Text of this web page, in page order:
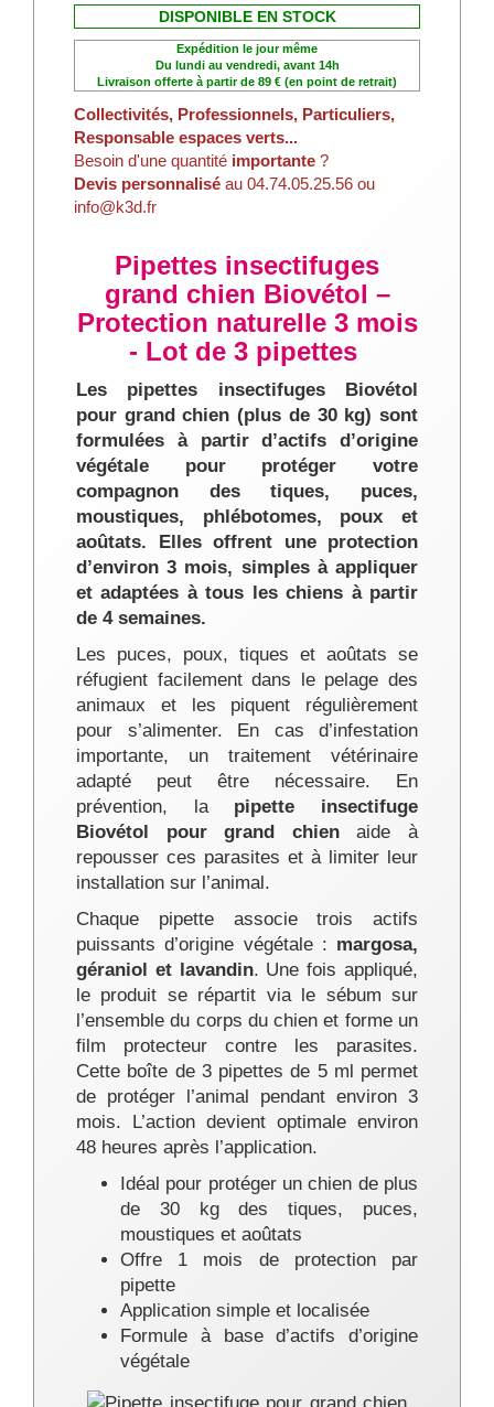
DISPONIBLE EN STOCK
Expédition le jour même
Du lundi au vendredi, avant 14h
Livraison offerte à partir de 89 € (en point de retrait)
Collectivités, Professionnels, Particuliers,
Responsable espaces verts...
Besoin d'une quantité importante ?
Devis personnalisé au 04.74.05.25.56 ou
info@k3d.fr
Pipettes insectifuges
grand chien Biovétol –
Protection naturelle 3 mois
- Lot de 3 pipettes
Les pipettes insectifuges Biovétol
pour grand chien (plus de 30 kg) sont
formulées à partir d’actifs d’origine
végétale pour protéger votre
compagnon des tiques, puces,
moustiques, phlébotomes, poux et
aoûtats. Elles offrent une protection
d’environ 3 mois, simples à appliquer
et adaptées à tous les chiens à partir
de 4 semaines.
Les puces, poux, tiques et aoûtats se
réfugient facilement dans le pelage des
animaux et les piquent régulièrement
pour s’alimenter. En cas d’infestation
importante, un traitement vétérinaire
adapté peut être nécessaire. En
prévention, la pipette insectifuge
Biovétol pour grand chienaide à
repousser ces parasites et à limiter leur
installation sur l’animal.
Chaque pipette associe trois actifs
puissants d’origine végétale : margosa,
géraniol et lavandin. Une fois appliqué,
le produit se répartit via le sébum sur
l’ensemble du corps du chien et forme un
film protecteur contre les parasites.
Cette boîte de 3 pipettes de 5 ml permet
de protéger l’animal pendant environ 3
mois. L’action devient optimale environ
48 heures après l’application.
Idéal pour protéger un chien de plus
de 30 kg des tiques, puces,
moustiques et aoûtats
Offre 1 mois de protection par
pipette
Application simple et localisée
Formule à base d’actifs d’origine
végétale